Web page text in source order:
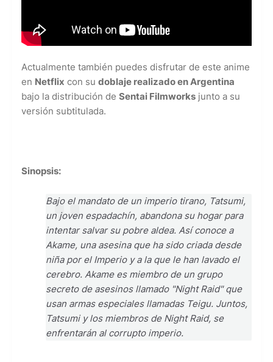
Actualmente también puedes disfrutar de este anime
en Netflix con su doblaje realizado en Argentina
bajo la distribución de Sentai Filmworks junto a su
versión subtitulada.
Sinopsis:
Bajo el mandato de un imperio tirano, Tatsumi,
un joven espadachín, abandona su hogar para
intentar salvar su pobre aldea. Así conoce a
Akame, una asesina que ha sido criada desde
niña por el Imperio y a la que le han lavado el
cerebro. Akame es miembro de un grupo
secreto de asesinos llamado "Night Raid" que
usan armas especiales llamadas Teigu. Juntos,
Tatsumi y los miembros de Night Raid, se
enfrentarán al corrupto imperio.